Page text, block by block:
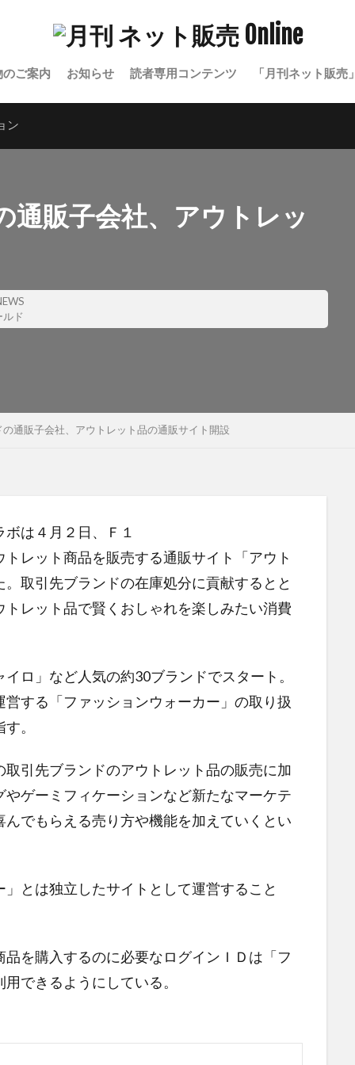
ご案内 お知らせ 読者専用コンテンツ 「月刊ネット販売
ン
通販子会社、アウトレッ
ド
通販子会社、アウトレット品の通販サイト開設
は４月２日、Ｆ１
レット商品を販売する通販サイト「アウト
取引先ブランドの在庫処分に貢献するとと
レット品で賢くおしゃれを楽しみたい消費
ロ」など人気の約30ブランドでスタート。
する「ファッションウォーカー」の取り扱
。
引先ブランドのアウトレット品の販売に加
ゲーミフィケーションなど新たなマーケテ
でもらえる売り方や機能を加えていくとい
とは独立したサイトとして運営すること
を購入するのに必要なログインＩＤは「フ
できるようにしている。